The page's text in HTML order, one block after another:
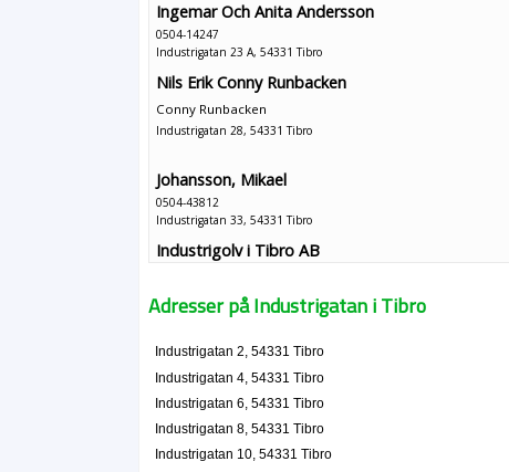
Ingemar Och Anita Andersson
0504-14247
Industrigatan 23 A, 54331 Tibro
Nils Erik Conny Runbacken
Conny Runbacken
Industrigatan 28, 54331 Tibro
Johansson, Mikael
0504-43812
Industrigatan 33, 54331 Tibro
Industrigolv i Tibro AB
Industrigatan 35, 54331 Tibro
Snolle AB
Anders Sven-Olof Yngve
0504-15310
Industrigatan 4 H, 54331 Tibro
Adresser på Industrigatan i Tibro
Industrigatan 2, 54331 Tibro
Industrigatan 4, 54331 Tibro
Industrigatan 6, 54331 Tibro
Industrigatan 8, 54331 Tibro
Industrigatan 10, 54331 Tibro